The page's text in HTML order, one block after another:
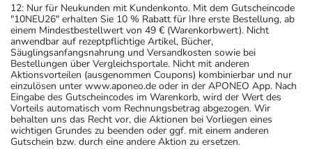
12: Nur für Neukunden mit Kundenkonto. Mit dem Gutscheincode
"10NEU26" erhalten Sie 10 % Rabatt für Ihre erste Bestellung, ab
einem Mindestbestellwert von 49 € (Warenkorbwert). Nicht
anwendbar auf rezeptpflichtige Artikel, Bücher,
Säuglingsanfangsnahrung und Versandkosten sowie bei
Bestellungen über Vergleichsportale. Nicht mit anderen
Aktionsvorteilen (ausgenommen Coupons) kombinierbar und nur
einzulösen unter www.aponeo.de oder in der APONEO App. Nach
Eingabe des Gutscheincodes im Warenkorb, wird der Wert des
Vorteils automatisch vom Rechnungsbetrag abgezogen. Wir
behalten uns das Recht vor, die Aktionen bei Vorliegen eines
wichtigen Grundes zu beenden oder ggf. mit einem anderen
Gutschein bzw. durch eine andere Aktion zu ersetzen.